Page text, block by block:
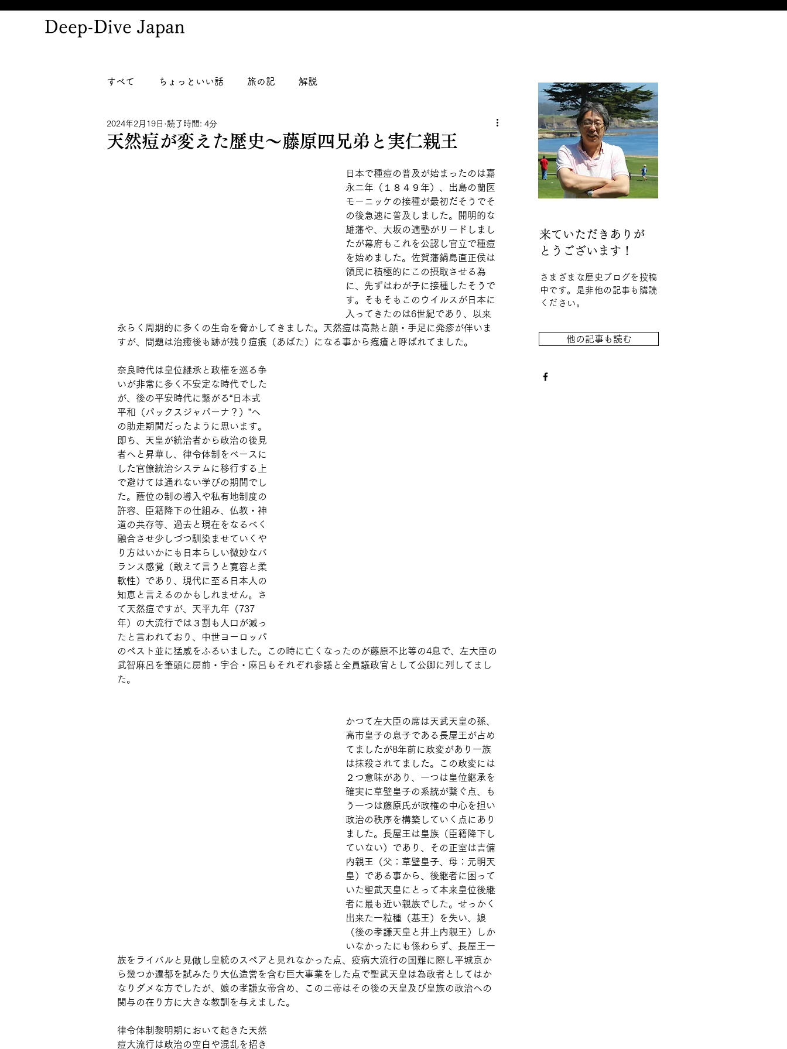
Deep-Dive Japan
すべて ちょっといい話 旅の記 解説
天然痘が変えた歴史～藤原四兄弟と実仁親王
2024年2月19日 読了時間: 4分
日本で種痘の普及が始まったのは嘉
永二年（１８４９年）、出島の蘭医
モーニッケの接種が最初だそうでそ
の後急速に普及しました。開明的な
雄藩や、大坂の適塾がリードしまし
たが幕府もこれを公認し官立で種痘
を始めました。佐賀藩鍋島直正侯は
領民に積極的にこの摂取させる為
に、先ずはわが子に接種したそうで
す。そもそもこのウイルスが日本に
入ってきたのは6世紀であり、以来
永らく周期的に多くの生命を脅かしてきました。天然痘は高熱と顔・手足に発疹が伴いま
すが、問題は治癒後も跡が残り痘痕（あばた）になる事から疱瘡と呼ばれてました。
奈良時代は皇位継承と政権を巡る争
いが非常に多く不安定な時代でした
が、後の平安時代に繋がる“日本式
平和（パックスジャパーナ？）”へ
の助走期間だったように思います。
即ち、天皇が統治者から政治の後見
者へと昇華し、律令体制をベースに
した官僚統治システムに移行する上
で避けては通れない学びの期間でし
た。蔭位の制の導入や私有地制度の
許容、臣籍降下の仕組み、仏教・神
道の共存等、過去と現在をなるべく
融合させ少しづつ馴染ませていくや
り方はいかにも日本らしい微妙なバ
ランス感覚（敢えて言うと寛容と柔
軟性）であり、現代に至る日本人の
知恵と言えるのかもしれません。さ
て天然痘ですが、天平九年（737
年）の大流行では３割も人口が減っ
たと言われており、中世ヨーロッパ
のペスト並に猛威をふるいました。この時に亡くなったのが藤原不比等の4息で、左大臣の
武智麻呂を筆頭に房前・宇合・麻呂もそれぞれ参議と全員議政官として公卿に列してまし
た。
かつて左大臣の席は天武天皇の孫、
高市皇子の息子である長屋王が占め
てましたが8年前に政変があり一族
は抹殺されてました。この政変には
２つ意味があり、一つは皇位継承を
確実に草壁皇子の系統が繋ぐ点、も
う一つは藤原氏が政権の中心を担い
政治の秩序を構築していく点にあり
ました。長屋王は皇族（臣籍降下し
ていない）であり、その正室は吉備
内親王（父：草壁皇子、母：元明天
皇）である事から、後継者に困って
いた聖武天皇にとって本来皇位後継
者に最も近い親族でした。せっかく
出来た一粒種（基王）を失い、娘
（後の孝謙天皇と井上内親王）しか
いなかったにも係わらず、長屋王一
族をライバルと見做し皇統のスペアと見れなかった点、疫病大流行の国難に際し平城京か
ら幾つか遷都を試みたり大仏造営を含む巨大事業をした点で聖武天皇は為政者としてはか
なりダメな方でしたが、娘の孝謙女帝含め、この二帝はその後の天皇及び皇族の政治への
関与の在り方に大きな教訓を与えました。
律令体制黎明期において起きた天然
痘大流行は政治の空白や混乱を招き
来ていただきありが
とうございます！
さまざまな歴史ブログを投稿
中です。是非他の記事も購読
ください。
他の記事も読む